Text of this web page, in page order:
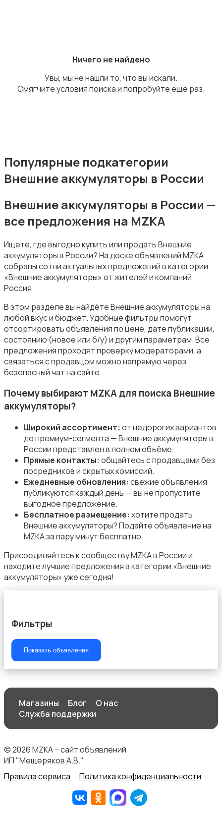
Запчасти
Внешние аккумуляторы
Зарядные устройства
Аксессуары
Ничего не найдено
Увы, мы не нашли то, что вы искали.
Смягчите условия поиска и попробуйте еще раз.
Популярные подкатегории
Внешние аккумуляторы в России
Внешние аккумуляторы в России —
все предложения на MZKA
Ищете, где выгодно купить или продать Внешние
аккумуляторы в России? На доске объявлений MZKA
собраны сотни актуальных предложений в категории
«Внешние аккумуляторы» от жителей и компаний
Россия.
В этом разделе вы найдёте Внешние аккумуляторы на
любой вкус и бюджет. Удобные фильтры помогут
отсортировать объявления по цене, дате публикации,
состоянию (новое или б/у) и другим параметрам. Все
предложения проходят проверку модераторами, а
связаться с продавцом можно напрямую через
безопасный чат на сайте.
Почему выбирают MZKA для поиска Внешние
аккумуляторы?
Широкий ассортимент: от недорогих вариантов
до премиум-сегмента — Внешние аккумуляторы в
России представлен в полном объёме.
Прямые контакты: общайтесь с продавцами без
посредников и скрытых комиссий.
Ежедневные обновления: свежие объявления
публикуются каждый день — вы не пропустите
выгодное предложение.
Бесплатное размещение: хотите продать
Внешние аккумуляторы? Подайте объявление на
MZKA за пару минут бесплатно.
Присоединяйтесь к сообществу MZKA в России и
находите лучшие предложения в категории «Внешние
аккумуляторы» уже сегодня!
Фильтры
Показать объявления
Магазины Блог
О нас
Служба поддержки
© 2026 MZKA – сайт объявлений
ИП "Мещеряков А.В."
Правила сервиса
Политика конфиденциальности